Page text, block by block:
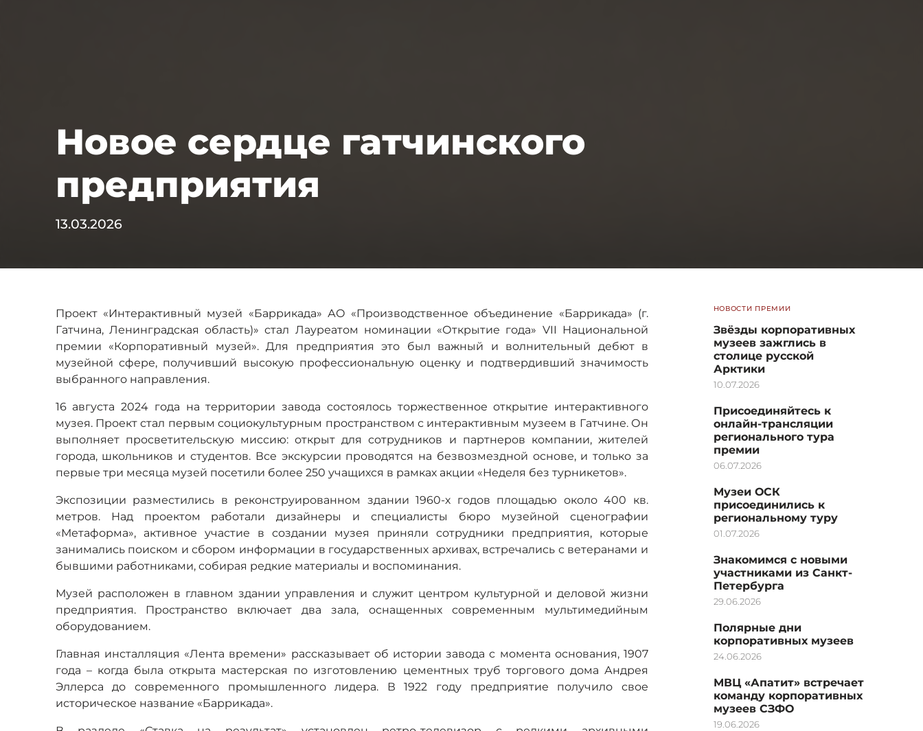
Новое сердце гатчинского
предприятия
13.03.2026
Проект «Интерактивный музей «Баррикада» АО «Производственное объединение «Баррикада» (г.
Гатчина, Ленинградская область)» стал Лауреатом номинации «Открытие года» VII Национальной
премии «Корпоративный музей». Для предприятия это был важный и волнительный дебют в
музейной сфере, получивший высокую профессиональную оценку и подтвердивший значимость
выбранного направления.
16 августа 2024 года на территории завода состоялось торжественное открытие интерактивного
музея. Проект стал первым социокультурным пространством с интерактивным музеем в Гатчине. Он
выполняет просветительскую миссию: открыт для сотрудников и партнеров компании, жителей
города, школьников и студентов. Все экскурсии проводятся на безвозмездной основе, и только за
первые три месяца музей посетили более 250 учащихся в рамках акции «Неделя без турникетов».
Экспозиции разместились в реконструированном здании 1960-х годов площадью около 400 кв.
метров. Над проектом работали дизайнеры и специалисты бюро музейной сценографии
«Метаформа», активное участие в создании музея приняли сотрудники предприятия, которые
занимались поиском и сбором информации в государственных архивах, встречались с ветеранами и
бывшими работниками, собирая редкие материалы и воспоминания.
Музей расположен в главном здании управления и служит центром культурной и деловой жизни
предприятия. Пространство включает два зала, оснащенных современным мультимедийным
оборудованием.
Главная инсталляция «Лента времени» рассказывает об истории завода с момента основания, 1907
года – когда была открыта мастерская по изготовлению цементных труб торгового дома Андрея
Эллерса до современного промышленного лидера. В 1922 году предприятие получило свое
историческое название «Баррикада».
НОВОСТИ ПРЕМИИ
Звёзды корпоративных
музеев зажглись в
столице русской
Арктики
10.07.2026
Присоединяйтесь к
онлайн-трансляции
регионального тура
премии
06.07.2026
Музеи ОСК
присоединились к
региональному туру
01.07.2026
Знакомимся с новыми
участниками из Санкт-
Петербурга
29.06.2026
Полярные дни
корпоративных музеев
24.06.2026
МВЦ «Апатит» встречает
команду корпоративных
музеев СЗФО
19.06.2026